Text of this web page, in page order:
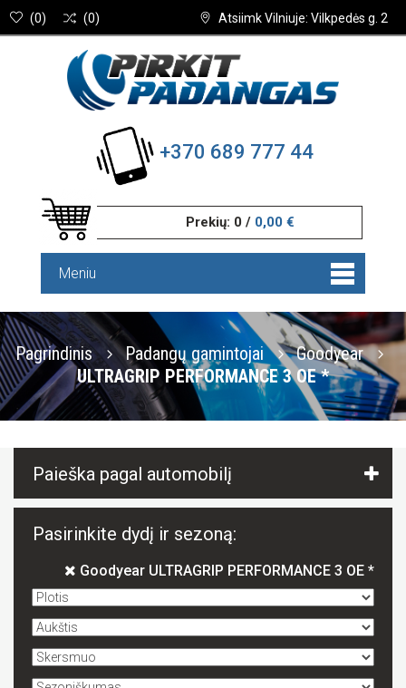
Atsiimk Vilniuje: Vilkpedės g. 2
(0) (0)
+370 689 777 44
Prekių: 0 / 0,00 €
Meniu
Pagrindinis Padangų gamintojai
Goodyear
ULTRAGRIP PERFORMANCE 3 OE *
Paieška pagal automobilį
Pasirinkite dydį ir sezoną:
Goodyear ULTRAGRIP PERFORMANCE 3 OE *